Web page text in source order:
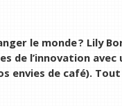
le monde ? Lily
de l’innovation
envies de café).